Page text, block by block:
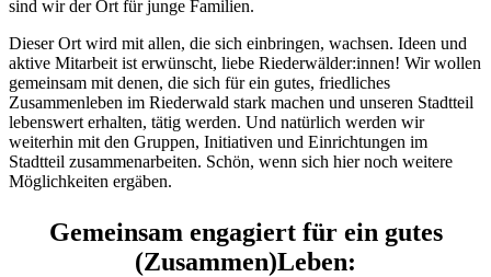
sind wir der Ort für junge Familien.
Dieser Ort wird mit allen, die sich einbringen, wachsen. Ideen und
aktive Mitarbeit ist erwünscht, liebe Riederwälder:innen! Wir wollen
gemeinsam mit denen, die sich für ein gutes, friedliches
Zusammenleben im Riederwald stark machen und unseren Stadtteil
lebenswert erhalten, tätig werden. Und natürlich werden wir
weiterhin mit den Gruppen, Initiativen und Einrichtungen im
Stadtteil zusammenarbeiten. Schön, wenn sich hier noch weitere
Möglichkeiten ergäben.
Gemeinsam engagiert für ein gutes
(Zusammen)Leben: